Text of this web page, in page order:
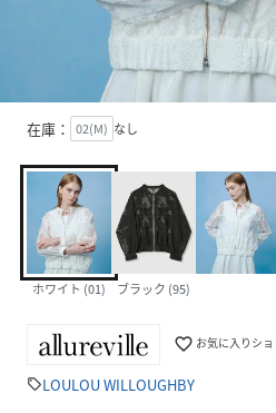
在庫： 02(M) なし
ホワイト (01) ブラック (95)
favorite_border お気に入りシ
sellLOULOU WILLOUGHBY